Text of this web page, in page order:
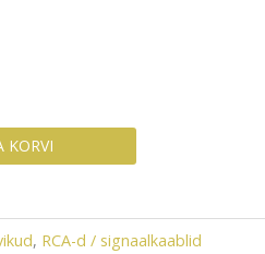
KORVI
, RCA-d / signaalkaablid